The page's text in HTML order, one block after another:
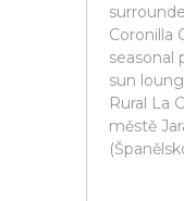
Coronilla
seasonal
sun
Rural La
městě